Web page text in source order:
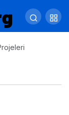
Paylaş